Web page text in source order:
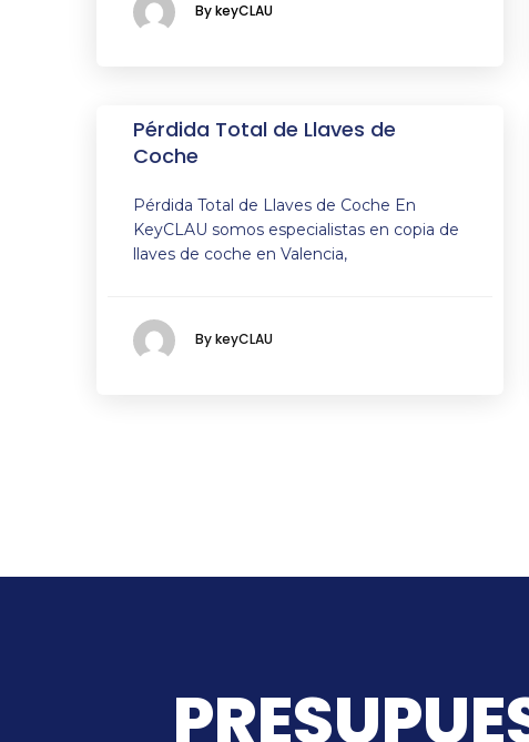
By keyCLAU
Pérdida Total de Llaves de
Coche
Pérdida Total de Llaves de Coche En
KeyCLAU somos especialistas en copia de
llaves de coche en Valencia,
By keyCLAU